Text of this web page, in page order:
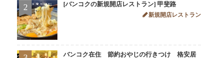
2 [バンコクの新規開店レストラン] 甲斐路
新規開店レストラン
バンコク在住 節約おやじの行きつけ 格安居